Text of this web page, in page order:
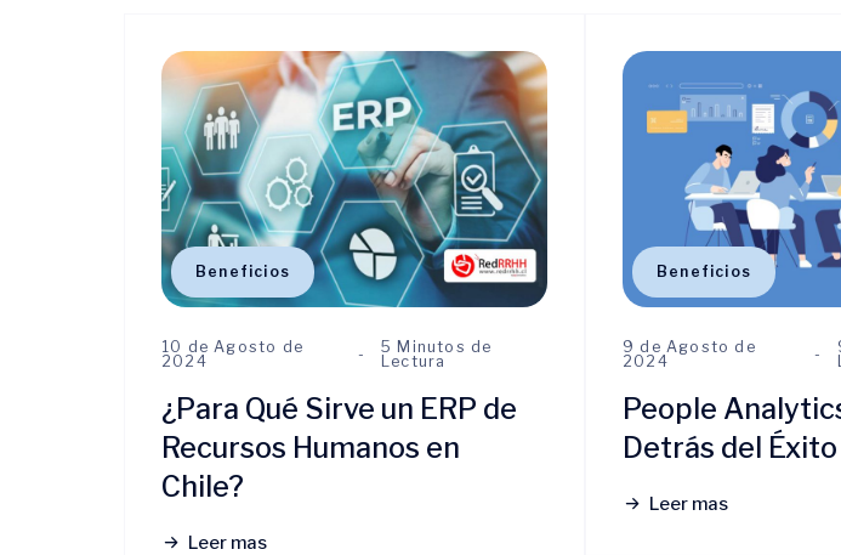
Beneficios
10 de Agosto de
2024
5 Minutos de
Lectura
¿Para Qué Sirve un ERP de
Recursos Humanos en
Chile?
Leer mas
Beneficios
9 de Agosto de
2024
People
Detrás del
Leer mas